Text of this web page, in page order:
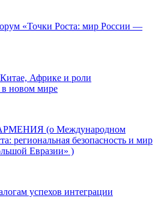
«Точки Роста: мир России —
Африке и роли
в новом мире
(о Международном
региональная безопасность и мир
Евразии» )
успехов интеграции